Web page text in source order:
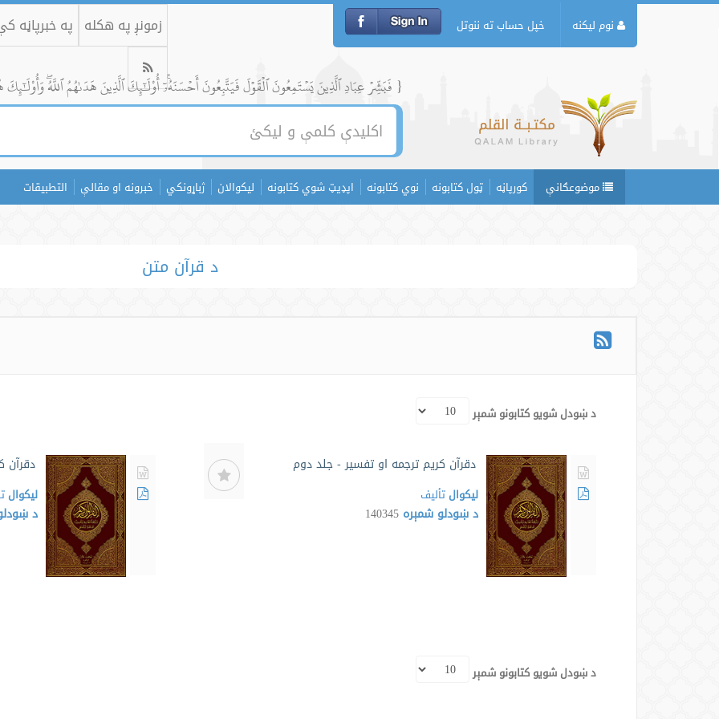
نوم لیکنه خپل حساب ته ننوتل زمونږ په هکله په خبرپاڼه
{ فَبَشِّرۡ عِبَادِ ٱلَّذِينَ يَسۡتَمِعُونَ ٱلۡقَوۡلَ فَيَتَّبِعُونَ أَحۡسَنَهُۥٓۚ أُوْلَٰٓئِكَ ٱلَّذِينَ هَدَىٰهُمُ ٱللَّهُۖ وَأُوْلَٰٓئِكَ
موضوعګانې کورپاڼه ټول کتابونه نوي کتابونه اپډیټ شوي کتابونه لیکوالان ژباړونکي خبرونه او مقالې التطبيقات
د قرآن متن
د ښودل شویو کتابونو شمېر
دقرآن کریم ترجمه او تفسیر - جلد دوم
لیکوالتألیف
د ښودلو شمېره 140345
دقرآن
لیکوال
د
د ښودل شویو کتابونو شمېر